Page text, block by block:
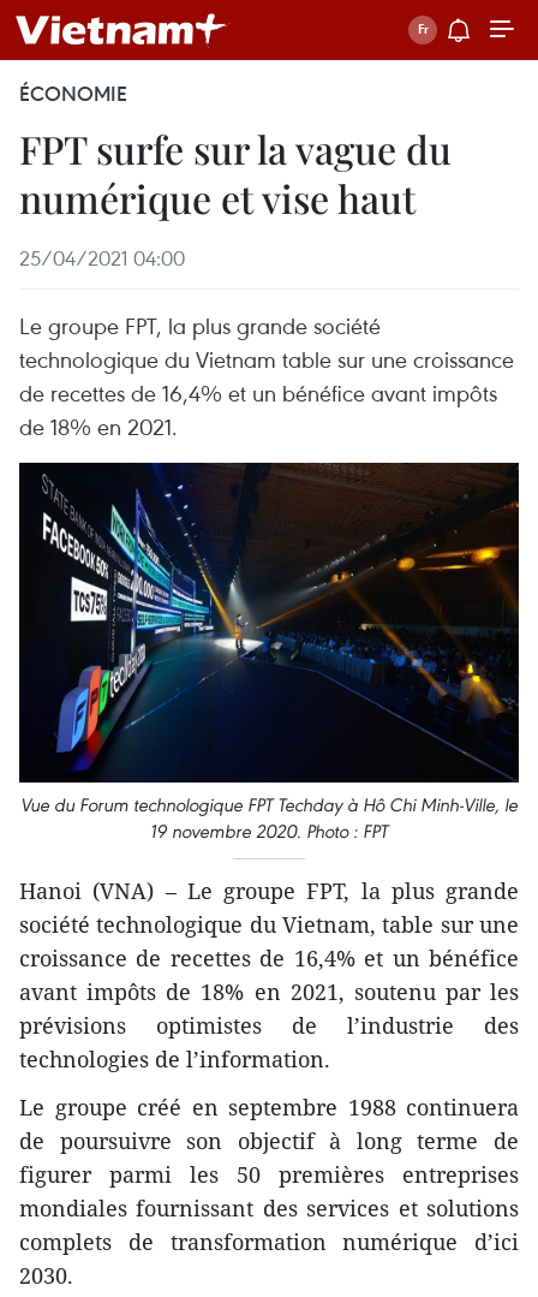
ÉCONOMIE
FPT surfe sur la vague du
numérique et vise haut
25/04/2021 04:00
Le groupe FPT, la plus grande société
technologique du Vietnam table sur une croissance
de recettes de 16,4% et un bénéfice avant impôts
de 18% en 2021.
Vue du Forum technologique FPT Techday à Hô Chi Minh-Ville, le
19 novembre 2020. Photo : FPT
Hanoi (VNA) – Le groupe FPT, la plus grande
société technologique du Vietnam, table sur une
croissance de recettes de 16,4% et un bénéfice
avant impôts de 18% en 2021, soutenu par les
prévisions optimistes de l’industrie des
technologies de l’information.
Le groupe créé en septembre 1988 continuera
de poursuivre son objectif à long terme de
figurer parmi les 50 premières entreprises
mondiales fournissant des services et solutions
complets de transformation numérique d’ici
2030.